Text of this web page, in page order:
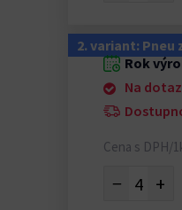
2. variant: Pneu
Rok
Na
Cena s DPH/
− +